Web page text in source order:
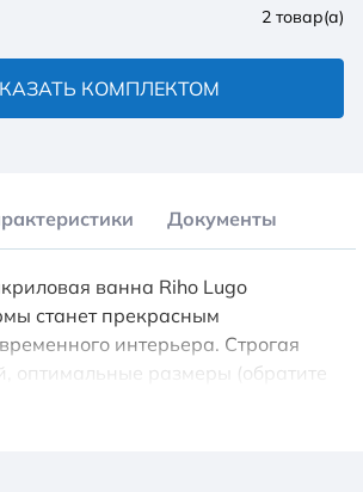
КОМПЛЕКТОМ
2 товар(а)
Документы
ванна Riho Lugo
станет прекрасным
интерьера. Строгая
оптимальные размеры (обратите
ширину), покатые